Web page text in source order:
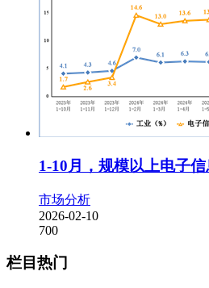
1-10月，规模以上电子
市场分析
2026-02-10
700
栏目热门